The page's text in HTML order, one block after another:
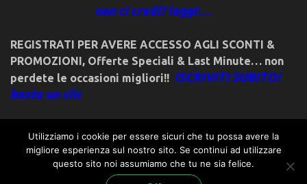
non ci credi? leggi:…
REGISTRATI PER AVERE ACCESSO AGLI SCONTI &
PROMOZIONI, Offerte Speciali & Last Minute… non
perdete le occasioni migliori!! ISCRIVITI SUBITO!
basta un clic
© 2018friulivg.it. -*- By ST.GEORGE.DRAGONSLAYER LLC -*-
admin@st-george-dragonslayer.com
Utilizziamo i cookie per essere sicuri che tu possa avere la
migliore esperienza sul nostro sito. Se continui ad utilizzare
questo sito noi assumiamo che tu ne sia felice.